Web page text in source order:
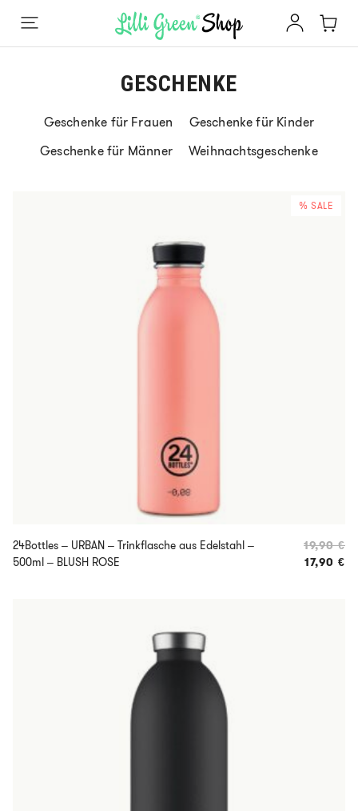
GESCHENKE
Geschenke für Frauen
Geschenke für Kinder
Geschenke für Männer
Weihnachtsgeschenke
% SALE
24Bottles – URBAN – Trinkflasche aus Edelstahl –
500ml – BLUSH ROSE
19,90€
17,90 €